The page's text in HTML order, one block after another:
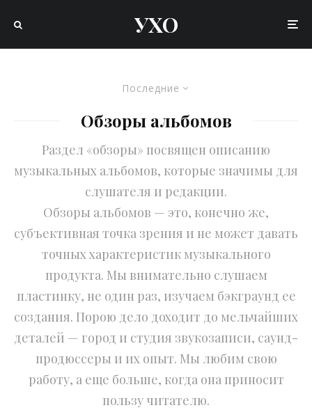
УХО
Последние
Обзоры альбомов
Раздел «обзоры» посвящен описанию
музыкальных альбомов, которые значимы для
слушателя и редакции.
Обзоры альбомов — это, конечно же,
субъективная точка зрения и не может давать
точных характеристик музыкального
продукта. Мы внимательно слушаем
пластинку, не один раз, изучаем бэкграунд ее
создания. Порою дело доходит до мельчайших
деталей — город и студия звукозаписи, саунд-
продюссеры и их опыт. Мы любим свою
работу, а еще больше, когда она приносит
пользу читателю.